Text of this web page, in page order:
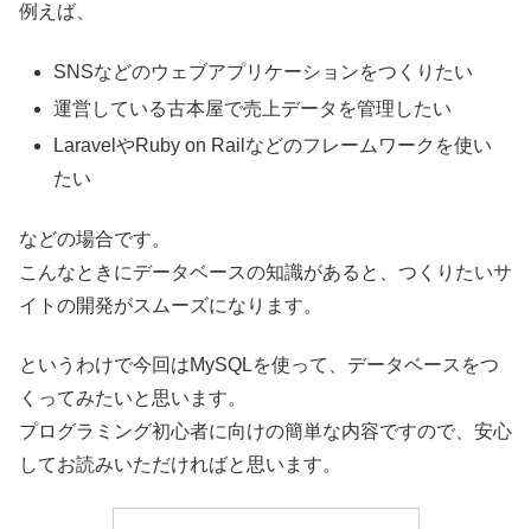
例えば、
SNSなどのウェブアプリケーションをつくりたい
運営している古本屋で売上データを管理したい
LaravelやRuby on Railなどのフレームワークを使い
たい
などの場合です。
こんなときにデータベースの知識があると、つくりたいサ
イトの開発がスムーズになります。
というわけで今回はMySQLを使って、データベースをつ
くってみたいと思います。
プログラミング初心者に向けの簡単な内容ですので、安心
してお読みいただければと思います。